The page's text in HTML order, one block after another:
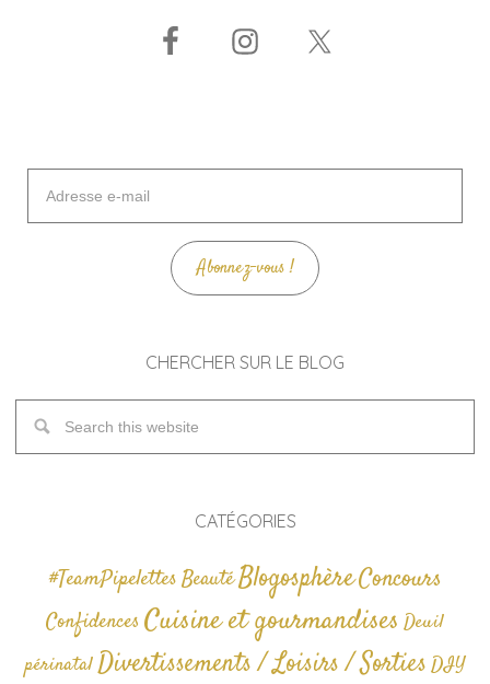
mail
Abonnez-vous !
CHERCHER SUR LE BLOG
CATÉGORIES
#TeamPipelettesBeautéBlogosphèreConcours
Confidences Cuisine et gourmandises Deuil
périnatalDivertissements / Loisirs / SortiesDIY